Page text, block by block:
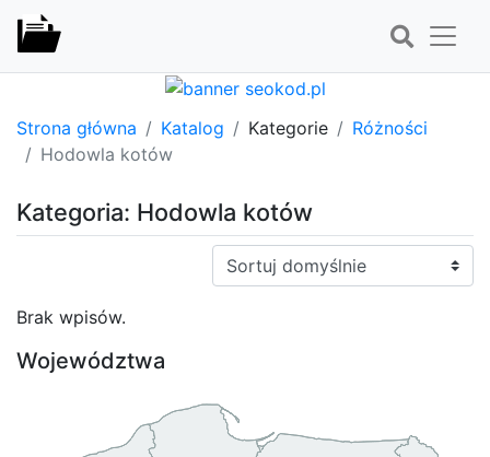
Strona główna Katalog Kategorie
Różności
Hodowla kotów
Kategoria: Hodowla kotów
Sortuj:
Brak wpisów.
Województwa